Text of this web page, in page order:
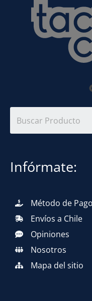
Infórmate:
Método de Pago
Envíos a Chile
Opiniones
Nosotros
Mapa del sitio